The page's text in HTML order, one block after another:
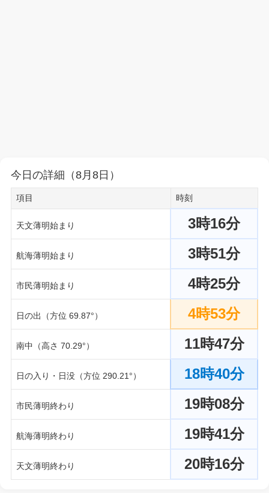
今日の詳細（8月8日）
項目 時刻
天文薄明始まり 3時16分
航海薄明始まり 3時51分
市民薄明始まり 4時25分
日の出（方位 69.87°） 4時53分
南中（高さ 70.29°） 11時47分
日の入り・日没（方位 290.21°） 18時40分
市民薄明終わり 19時08分
航海薄明終わり 19時41分
天文薄明終わり 20時16分